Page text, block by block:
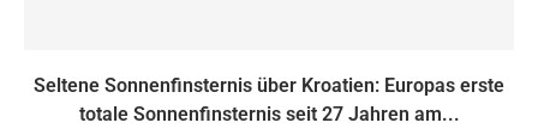
Seltene Sonnenfinsternis über Kroatien: Europas erste
totale Sonnenfinsternis seit 27 Jahren am...